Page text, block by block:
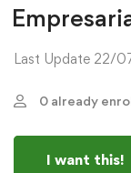
Last Update 22/
0 already
I want this!